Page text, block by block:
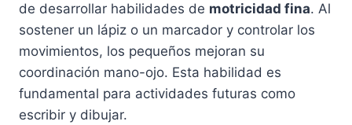
de desarrollar habilidades de motricidad fina. Al
sostener un lápiz o un marcador y controlar los
movimientos, los pequeños mejoran su
coordinación mano-ojo. Esta habilidad es
fundamental para actividades futuras como
escribir y dibujar.